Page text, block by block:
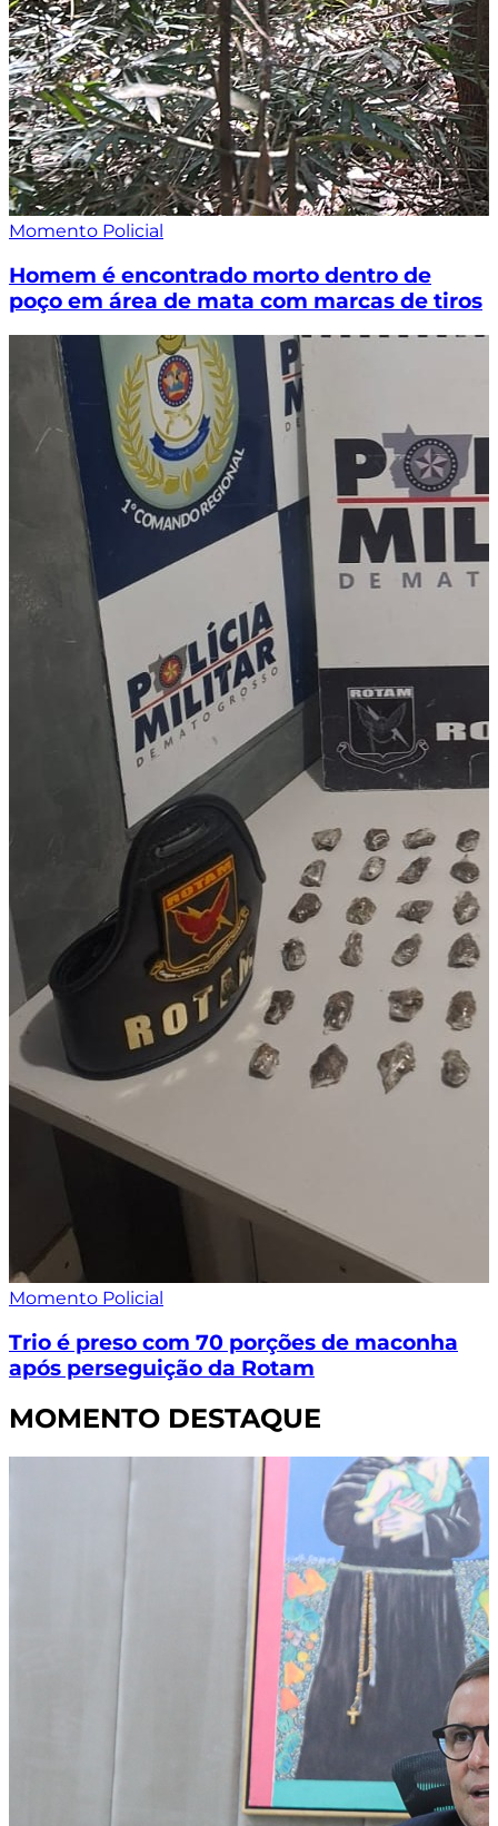
Momento Policial
Homem é encontrado morto dentro de
poço em área de mata com marcas de tiros
Momento Policial
Trio é preso com 70 porções de maconha
após perseguição da Rotam
MOMENTO DESTAQUE